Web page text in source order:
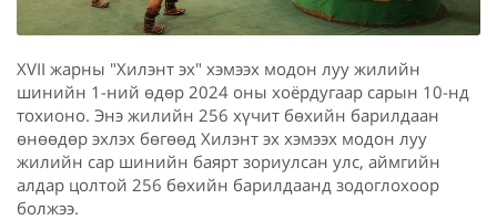
XVII жарны "Хилэнт эх" хэмээх модон луу жилийн
шинийн 1-ний өдөр 2024 оны хоёрдугаар сарын 10-нд
тохионо. Энэ жилийн 256 хүчит бөхийн барилдаан
өнөөдөр эхлэх бөгөөд Хилэнт эх хэмээх модон луу
жилийн сар шинийн баярт зориулсан улс, аймгийн
алдар цолтой 256 бөхийн барилдаанд зодоглохоор
болжээ.